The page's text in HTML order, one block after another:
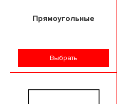
Прямоугольные
Выбрать